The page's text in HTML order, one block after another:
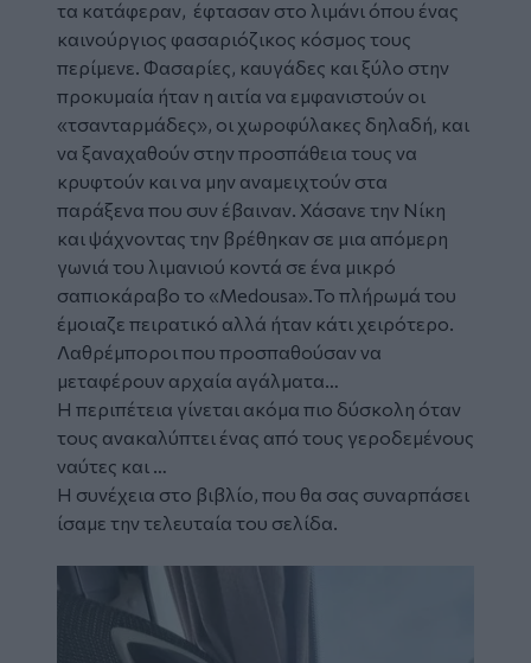
τα κατάφεραν, έφτασαν στο λιμάνι όπου ένας
καινούργιος φασαριόζικος κόσμος τους
περίμενε. Φασαρίες, καυγάδες και ξύλο στην
προκυμαία ήταν η αιτία να εμφανιστούν οι
«τσανταρμάδες», οι χωροφύλακες δηλαδή, και
να ξαναχαθούν στην προσπάθεια τους να
κρυφτούν και να μην αναμειχτούν στα
παράξενα που συν έβαιναν. Χάσανε την Νίκη
και ψάχνοντας την βρέθηκαν σε μια απόμερη
γωνιά του λιμανιού κοντά σε ένα μικρό
σαπιοκάραβο το «Medousa».Το πλήρωμά του
έμοιαζε πειρατικό αλλά ήταν κάτι χειρότερο.
Λαθρέμποροι που προσπαθούσαν να
μεταφέρουν αρχαία αγάλματα…
Η περιπέτεια γίνεται ακόμα πιο δύσκολη όταν
τους ανακαλύπτει ένας από τους γεροδεμένους
ναύτες και …
Η συνέχεια στο βιβλίο, που θα σας συναρπάσει
ίσαμε την τελευταία του σελίδα.
Image